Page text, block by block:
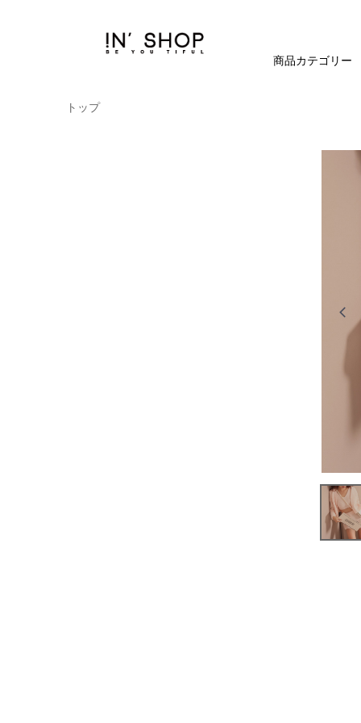
商品カテゴリー
トップ